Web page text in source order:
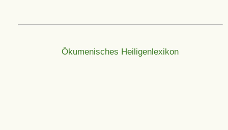
Ökumenisches Heiligenlexikon